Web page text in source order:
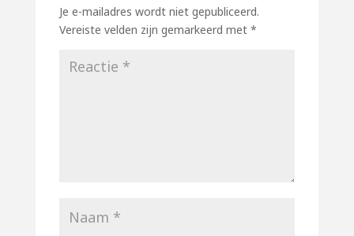
Je e-mailadres wordt niet gepubliceerd.
Vereiste velden zijn gemarkeerd met *